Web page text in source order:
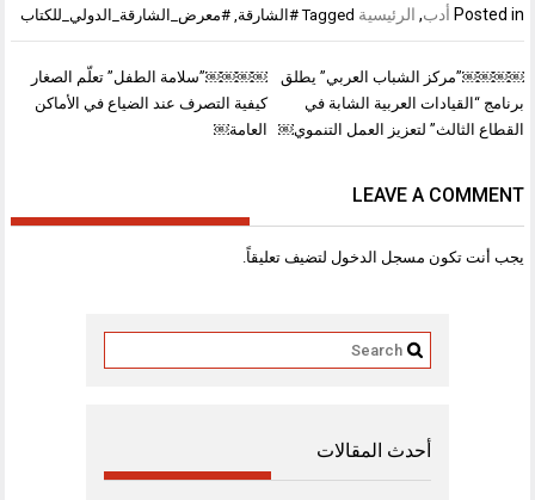
Posted in أدب, الرئيسية Tagged #الشارقة ,#معرض_الشارقة_الدولي_للكتاب
تصفّح
المقالات
￼￼￼￼”سلامة الطفل” تعلّم الصغار
كيفية التصرف عند الضياع في الأماكن
العامة￼
￼￼￼￼”مركز الشباب العربي” يطلق
برنامج “القيادات العربية الشابة في
القطاع الثالث” لتعزيز العمل التنموي￼
LEAVE A COMMENT
يجب أنت تكون مسجل الدخول لتضيف تعليقاً.
أحدث المقالات